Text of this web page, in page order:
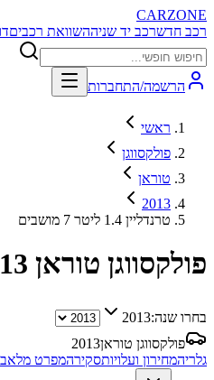
CARZONE
רכב חדשרכב יד שניההשוואת רכבים
הרשמה/התחברות
ראשי
פולקסווגן
טוראן
2013
טרנדליין 1.4 ליטר 7 מושבים
פולקסווגן טוראן
בחרו שנה:2013
פולקסווגן טוראן2013
גלריהמחירון ועלויותסקירהמפרט מלא